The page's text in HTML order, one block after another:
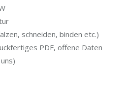
schneiden, binden etc.)
PDF, offene Daten